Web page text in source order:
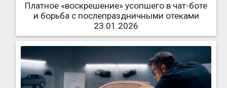
Платное «воскрешение» усопшего в чат-боте
и борьба с послепраздничными отеками
23.01.2026